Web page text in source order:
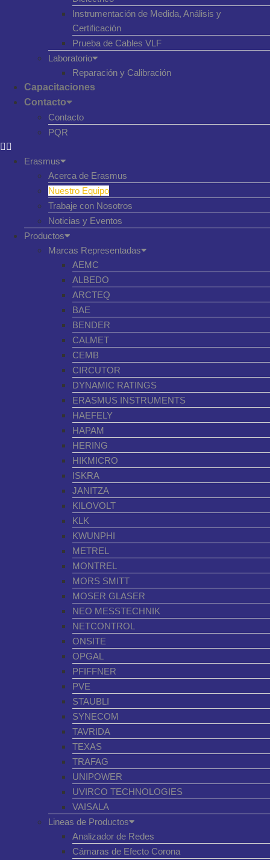
Instrumentación de Medida, Análisis y
Certificación
Prueba de Cables VLF
Laboratorio
Reparación y Calibración
Capacitaciones
Contacto
Contacto
PQR
Erasmus
Acerca de Erasmus
Nuestro Equipo
Trabaje con Nosotros
Noticias y Eventos
Productos
Marcas Representadas
AEMC
ALBEDO
ARCTEQ
BAE
BENDER
CALMET
CEMB
CIRCUTOR
DYNAMIC RATINGS
ERASMUS INSTRUMENTS
HAEFELY
HAPAM
HERING
HIKMICRO
ISKRA
JANITZA
KILOVOLT
KLK
KWUNPHI
METREL
MONTREL
MORS SMITT
MOSER GLASER
NEO MESSTECHNIK
NETCONTROL
ONSITE
OPGAL
PFIFFNER
PVE
STAUBLI
SYNECOM
TAVRIDA
TEXAS
TRAFAG
UNIPOWER
UVIRCO TECHNOLOGIES
VAISALA
Lineas de Productos
Analizador de Redes
Cámaras de Efecto Corona